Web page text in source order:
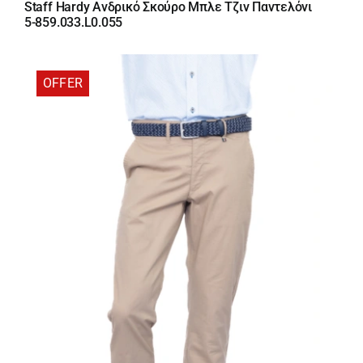
was:
τιμή
Staff Hardy Ανδρικό Σκούρο Μπλε Τζιν Παντελόνι
5-859.033.L0.055
OFFER